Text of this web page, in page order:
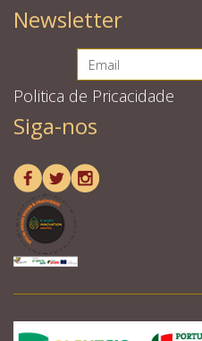
Newsletter
Politica de Pricacidade
Siga-nos